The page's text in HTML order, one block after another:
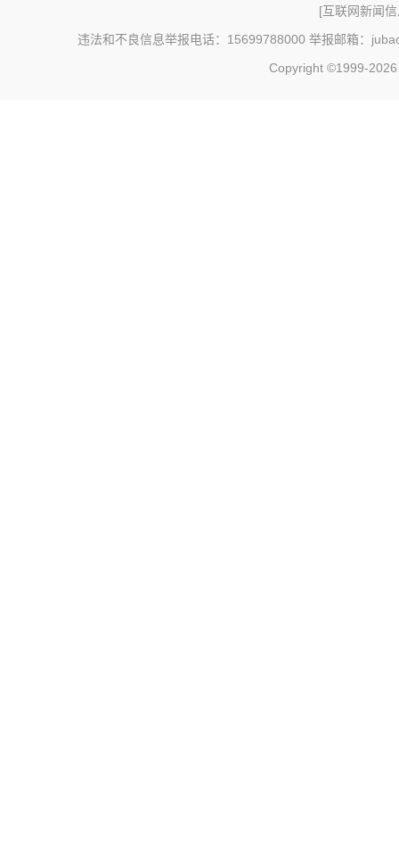
[互联网新闻
违法和不良信息举报电话：15699788000 举报邮箱：
Copyright ©1999-